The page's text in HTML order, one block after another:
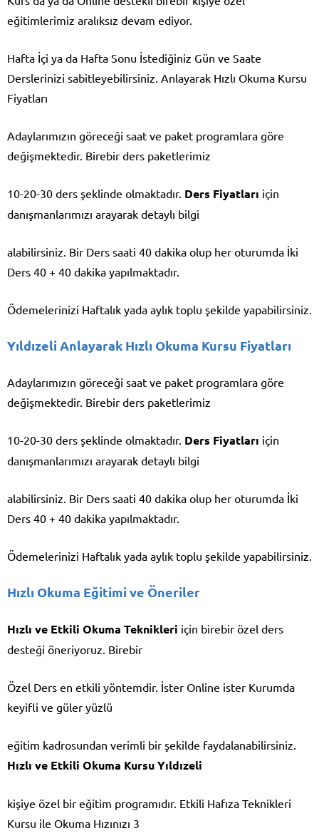
eğitimlerimiz aralıksız devam ediyor.
Hafta İçi ya da Hafta Sonu İstediğiniz Gün ve Saate
Derslerinizi sabitleyebilirsiniz. Anlayarak Hızlı Okuma Kursu
Fiyatları
Adaylarımızın göreceği saat ve paket programlara göre
değişmektedir. Birebir ders paketlerimiz
10-20-30 ders şeklinde olmaktadır. Ders Fiyatları için
danışmanlarımızı arayarak detaylı bilgi
alabilirsiniz. Bir Ders saati 40 dakika olup her oturumda İki
Ders 40 + 40 dakika yapılmaktadır.
Ödemelerinizi Haftalık yada aylık toplu şekilde yapabilirsiniz.
Yıldızeli Anlayarak Hızlı Okuma Kursu Fiyatları
Adaylarımızın göreceği saat ve paket programlara göre
değişmektedir. Birebir ders paketlerimiz
10-20-30 ders şeklinde olmaktadır. Ders Fiyatları için
danışmanlarımızı arayarak detaylı bilgi
alabilirsiniz. Bir Ders saati 40 dakika olup her oturumda İki
Ders 40 + 40 dakika yapılmaktadır.
Ödemelerinizi Haftalık yada aylık toplu şekilde yapabilirsiniz.
Hızlı Okuma Eğitimi ve Öneriler
Hızlı ve Etkili Okuma Teknikleri için birebir özel ders
desteği öneriyoruz. Birebir
Özel Ders en etkili yöntemdir. İster Online ister Kurumda
keyifli ve güler yüzlü
eğitim kadrosundan verimli bir şekilde faydalanabilirsiniz.
Hızlı ve Etkili Okuma Kursu Yıldızeli
kişiye özel bir eğitim programıdır. Etkili Hafıza Teknikleri
Kursu ile Okuma Hızınızı 3